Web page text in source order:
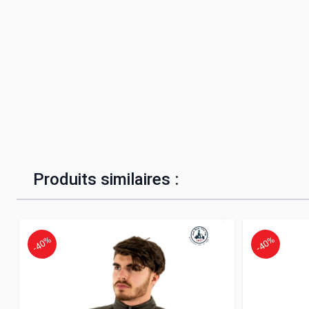
Produits similaires :
-40% -40%